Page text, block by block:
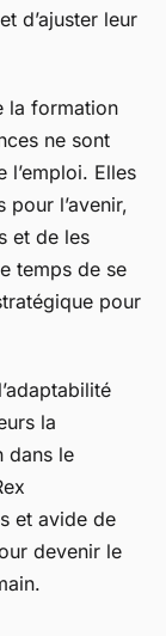
d’ajuster leur
la formation
ne sont
l’emploi. Elles
pour l’avenir,
et de les
temps de se
pour
la
dans le
et avide de
devenir le